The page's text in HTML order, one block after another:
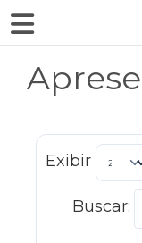
Exibir
Buscar: